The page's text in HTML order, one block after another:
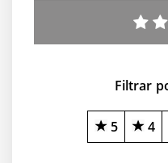
Filtrar
5 4